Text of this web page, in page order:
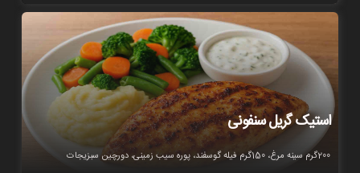
استیک گریل سنفونی
200گرم سینه مرغ، 150گرم فیله گوسفند، پوره سیب زمینی، دورچین سبزیجات